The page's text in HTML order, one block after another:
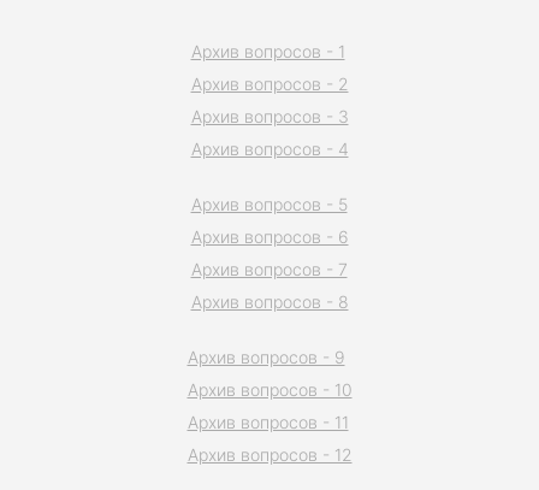
Архив вопросов - 1
Архив вопросов - 2
Архив вопросов - 3
Архив вопросов - 4
Архив вопросов - 5
Архив вопросов - 6
Архив вопросов - 7
Архив вопросов - 8
Архив вопросов - 9
Архив вопросов - 10
Архив вопросов - 11
Архив вопросов - 12